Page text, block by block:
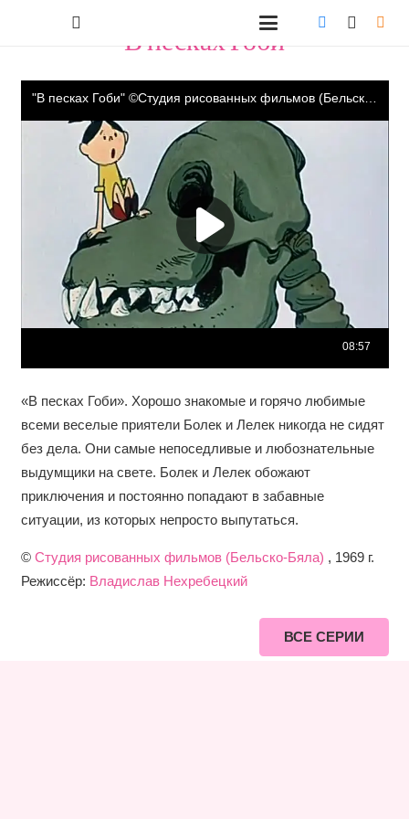
"В песках Гоби"
«В песках Гоби». Хорошо знакомые и горячо любимые
всеми веселые приятели Болек и Лелек никогда не сидят
без дела. Они самые непоседливые и любознательные
выдумщики на свете. Болек и Лелек обожают
приключения и постоянно попадают в забавные
ситуации, из которых непросто выпутаться.
© Студия рисованных фильмов (Бельско-Бяла) , 1969 г.
Режиссёр: Владислав Нехребецкий
ВСЕ СЕРИИ